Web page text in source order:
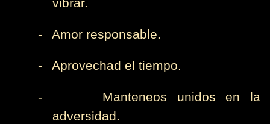
vibrar.
- Amor responsable.
- Aprovechad el tiempo.
-
Manteneos unidos en la
adversidad.